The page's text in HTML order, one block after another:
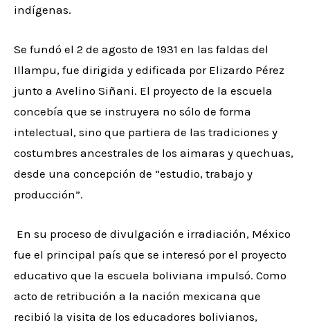
indígenas.
Se fundó el 2 de agosto de 1931 en las faldas del
Illampu, fue dirigida y edificada por Elizardo Pérez
junto a Avelino Siñani. El proyecto de la escuela
concebía que se instruyera no sólo de forma
intelectual, sino que partiera de las tradiciones y
costumbres ancestrales de los aimaras y quechuas,
desde una concepción de “estudio, trabajo y
producción”.
En su proceso de divulgación e irradiación, México
fue el principal país que se interesó por el proyecto
educativo que la escuela boliviana impulsó. Como
acto de retribución a la nación mexicana que
recibió la visita de los educadores bolivianos,